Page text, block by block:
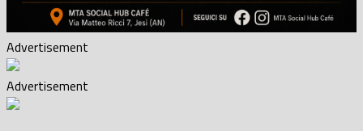
Advertisement
Advertisement